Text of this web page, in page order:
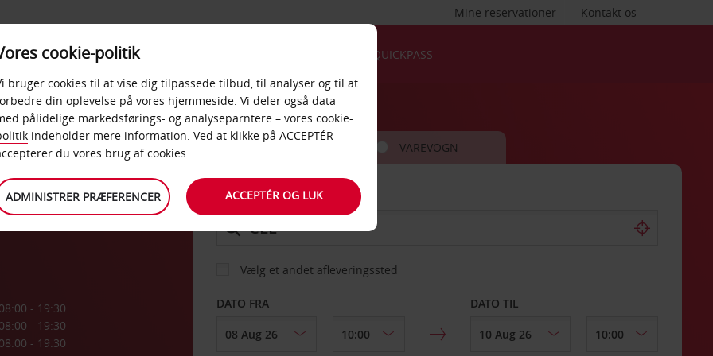
Kontakt os
Mine reservationer
PRODUKTER &
KONTORER
QUICKPASS
08:00 - 19:30
08:00 - 19:30
08:00 - 19:30
BIL VAREVOGN
AFHENT FRA
Vælg et andet afleveringssted
DATO FRA DATO TIL
cookie-politik
bruger cookies til at vise dig tilpassede tilbud, til analyser og til at
din oplevelse på vores hjemmeside. Vi deler også data
pålidelige markedsførings- og analyseparntere – vores cookie-
indeholder mere information. Ved at klikke på ACCEPTÉR
du vores brug af cookies.
ADMINISTRER PRÆFERENCER ACCEPTÉR OG LUK